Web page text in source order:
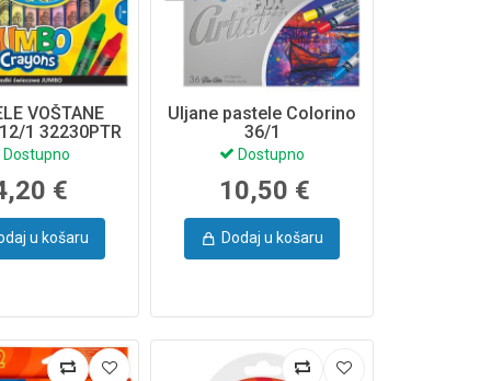
VOŠTANE
1 32230PTR
Dostupno
€
u košaru
Uljane pastele Colorino
36/1
Dostupno
10,50 €
Dodaj u košaru